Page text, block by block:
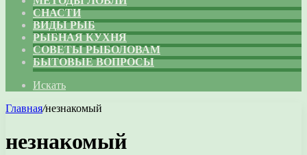
СНАСТИ
ВИДЫ РЫБ
РЫБНАЯ КУХНЯ
СОВЕТЫ РЫБОЛОВАМ
БЫТОВЫЕ ВОПРОСЫ
Искать
Главная/незнакомый
незнакомый